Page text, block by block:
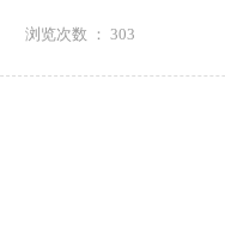
浏览次数 ： 303